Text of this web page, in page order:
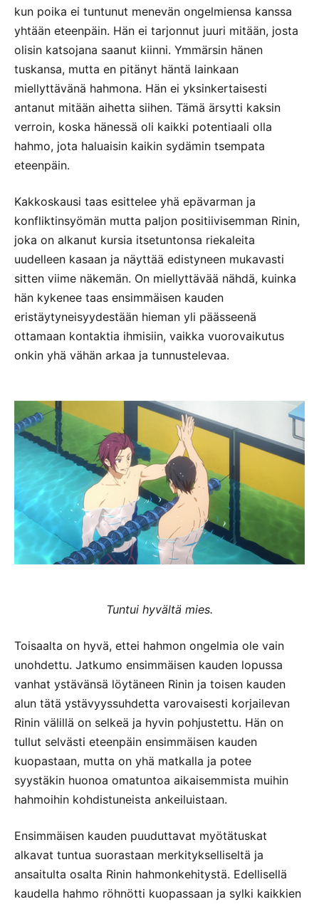
kun poika ei tuntunut menevän ongelmiensa kanssa
yhtään eteenpäin. Hän ei tarjonnut juuri mitään, josta
olisin katsojana saanut kiinni. Ymmärsin hänen
tuskansa, mutta en pitänyt häntä lainkaan
miellyttävänä hahmona. Hän ei yksinkertaisesti
antanut mitään aihetta siihen. Tämä ärsytti kaksin
verroin, koska hänessä oli kaikki potentiaali olla
hahmo, jota haluaisin kaikin sydämin tsempata
eteenpäin.
Kakkoskausi taas esittelee yhä epävarman ja
konfliktinsyömän mutta paljon positiivisemman Rinin,
joka on alkanut kursia itsetuntonsa riekaleita
uudelleen kasaan ja näyttää edistyneen mukavasti
sitten viime näkemän. On miellyttävää nähdä, kuinka
hän kykenee taas ensimmäisen kauden
eristäytyneisyydestään hieman yli päässeenä
ottamaan kontaktia ihmisiin, vaikka vuorovaikutus
onkin yhä vähän arkaa ja tunnustelevaa.
Tuntui hyvältä mies.
Toisaalta on hyvä, ettei hahmon ongelmia ole vain
unohdettu. Jatkumo ensimmäisen kauden lopussa
vanhat ystävänsä löytäneen Rinin ja toisen kauden
alun tätä ystävyyssuhdetta varovaisesti korjailevan
Rinin välillä on selkeä ja hyvin pohjustettu. Hän on
tullut selvästi eteenpäin ensimmäisen kauden
kuopastaan, mutta on yhä matkalla ja potee
syystäkin huonoa omatuntoa aikaisemmista muihin
hahmoihin kohdistuneista ankeiluistaan.
Ensimmäisen kauden puuduttavat myötätuskat
alkavat tuntua suorastaan merkitykselliseltä ja
ansaitulta osalta Rinin hahmonkehitystä. Edellisellä
kaudella hahmo röhnötti kuopassaan ja sylki kaikkien